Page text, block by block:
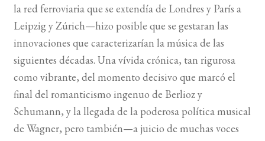
la red ferroviaria que se extendía de Londres y París a
Leipzig y Zúrich—hizo posible que se gestaran las
innovaciones que caracterizarían la música de las
siguientes décadas. Una vívida crónica, tan rigurosa
como vibrante, del momento decisivo que marcó el
final del romanticismo ingenuo de Berlioz y
Schumann, y la llegada de la poderosa política musical
de Wagner, pero también—a juicio de muchas voces